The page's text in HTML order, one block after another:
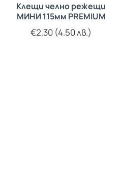
Клещи челно режещи
МИНИ 115мм PREMIUM
€2.30 (4.50 лв.)